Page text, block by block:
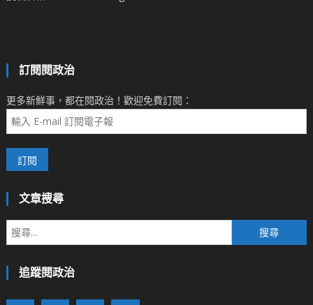
訂閱閱政治
更多新鮮事，都在閱政治！歡迎免費訂閱：
文章搜尋
尋
追蹤閱政治